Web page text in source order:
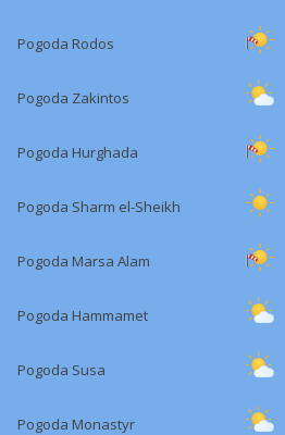
Pogoda Rodos
Pogoda Zakintos
Pogoda Hurghada
Pogoda Sharm el-Sheikh
Pogoda Marsa Alam
Pogoda Hammamet
Pogoda Susa
Pogoda Monastyr